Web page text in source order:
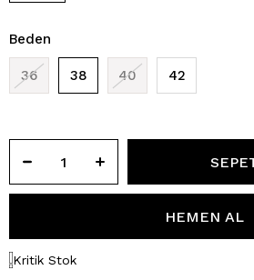
Beden
36 38 40 42
Kritik Stok